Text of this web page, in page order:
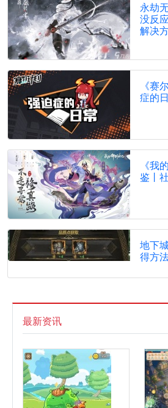
永劫
没反
解决
《赛
症的
《我
鉴丨
地下
得方
最新资讯